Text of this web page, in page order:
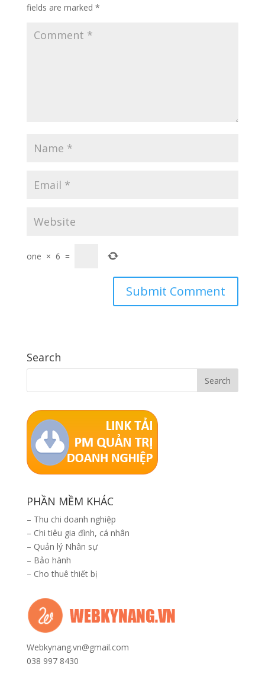
fields are marked *
one × 6 =
Search
PHẦN MỀM KHÁC
– Thu chi doanh nghiệp
– Chi tiêu gia đình, cá nhân
– Quản lý Nhân sự
– Bảo hành
– Cho thuê thiết bị
Webkynang.vn@gmail.com
038 997 8430